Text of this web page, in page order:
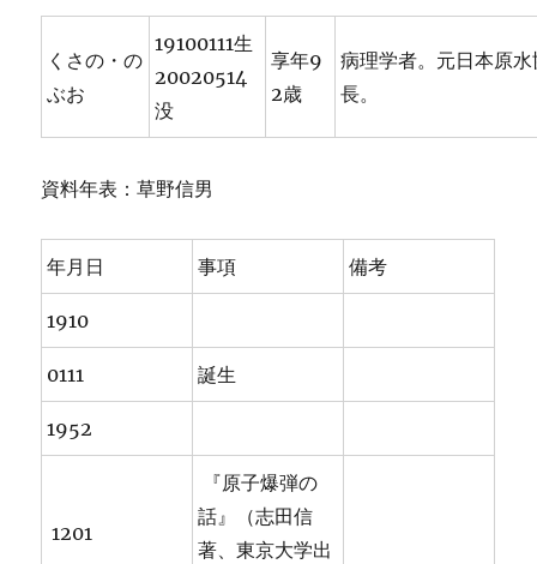
くさの・の
ぶお
19100111生
20020514
没
享年9
2歳
病理学者。元日本原
長。
資料年表：草野信男
年月日 事項 備考
1910
0111 誕生
1952
1201
『原子爆弾の
話』（志田信
著、東京大学出